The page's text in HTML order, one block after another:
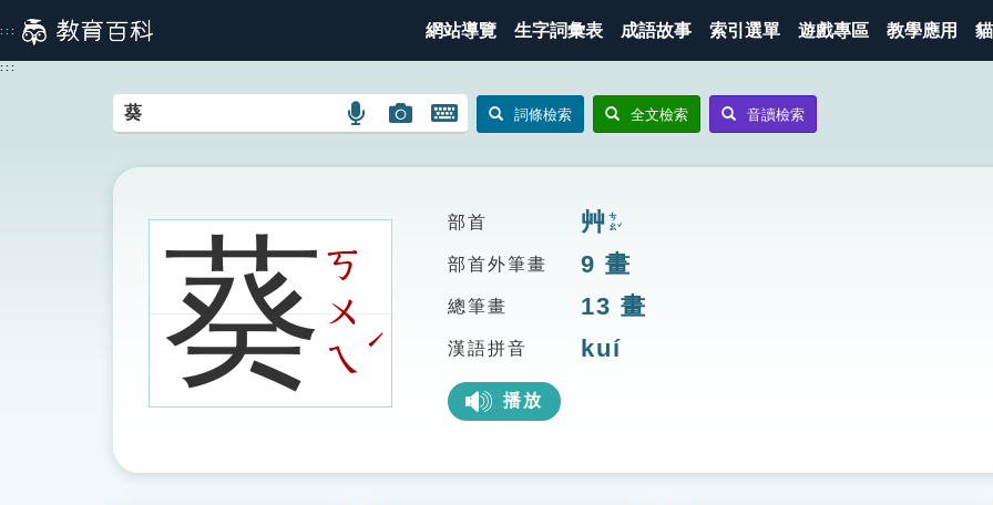
到
主
::: 網站導覽 生字詞彙表 成語故事 索引選單 遊戲專區 教學應用
:::
語
搜
圖
圖
搜
開
鍵
圖
詞條檢索 全文檢索 音讀檢索
葵ㄎ
ㄨ
ㄟ
ˊ
部首 艸ㄘㄠˇ
部首外筆畫 9 畫
總筆畫 13 畫
漢語拼音 kuí
播放